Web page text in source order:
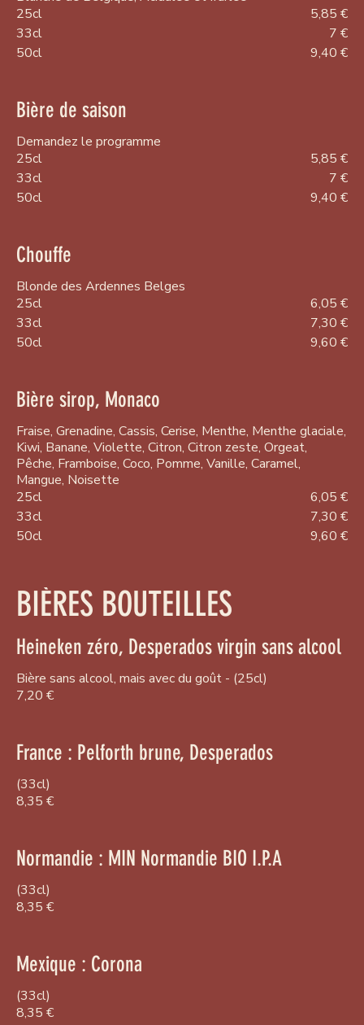
25cl
5,85 €
33cl
7 €
50cl
9,40 €
Bière de saison
Demandez le programme
25cl
5,85 €
33cl
7 €
50cl
9,40 €
Chouffe
Blonde des Ardennes Belges
25cl
6,05 €
33cl
7,30 €
50cl
9,60 €
Bière sirop, Monaco
Fraise, Grenadine, Cassis, Cerise, Menthe, Menthe glaciale,
Kiwi, Banane, Violette, Citron, Citron zeste, Orgeat,
Pêche, Framboise, Coco, Pomme, Vanille, Caramel,
Mangue, Noisette
25cl
6,05 €
33cl
7,30 €
50cl
9,60 €
BIÈRES BOUTEILLES
Heineken zéro, Desperados virgin sans alcool
Bière sans alcool, mais avec du goût - (25cl)
7,20 €
France : Pelforth brune, Desperados
(33cl)
8,35 €
Normandie : MIN Normandie BIO I.P.A
(33cl)
8,35 €
Mexique : Corona
(33cl)
8,35 €